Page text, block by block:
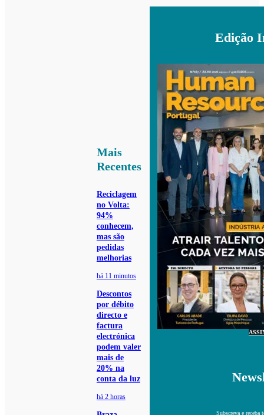
Mais
Recentes
Reciclagem
no Volta:
94%
conhecem,
mas são
pedidas
melhorias
há 11 minutos
Descontos
por débito
directo e
factura
electrónica
podem valer
mais de
20% na
conta da luz
há 2 horas
Edição
Subscreva e receba